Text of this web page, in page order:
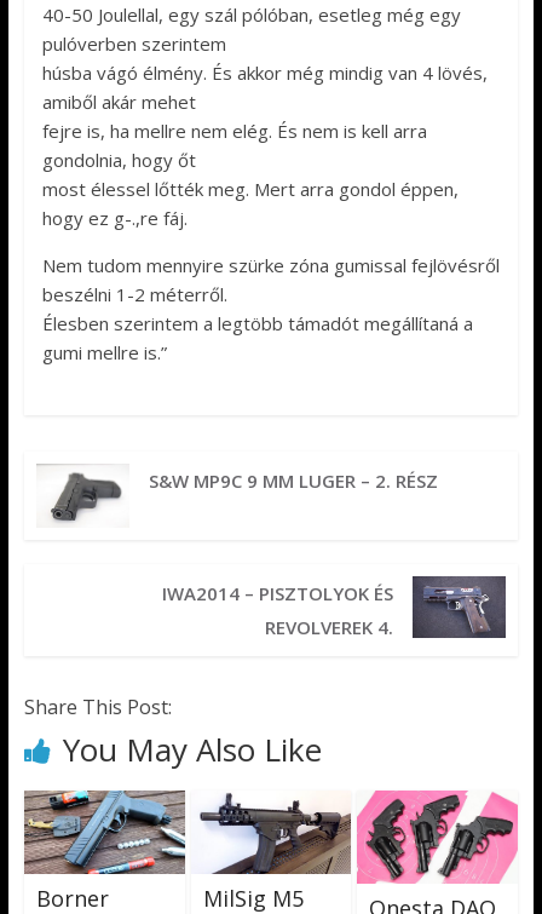
40-50 Joulellal, egy szál pólóban, esetleg még egy
pulóverben szerintem
húsba vágó élmény. És akkor még mindig van 4 lövés,
amiből akár mehet
fejre is, ha mellre nem elég. És nem is kell arra
gondolnia, hogy őt
most élessel lőtték meg. Mert arra gondol éppen,
hogy ez g-.,re fáj.
Nem tudom mennyire szürke zóna gumissal fejlövésről
beszélni 1-2 méterről.
Élesben szerintem a legtöbb támadót megállítaná a
gumi mellre is.”
S&W MP9C 9 MM LUGER – 2. RÉSZ
IWA2014 – PISZTOLYOK ÉS
REVOLVEREK 4.
Share This Post:
You May Also Like
Borner
MilSig M5
Onesta DAO